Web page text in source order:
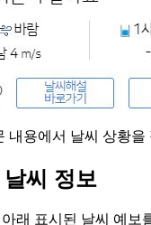
내용에서 날씨 상황을
씨 정보
래 표시된 날씨 예보